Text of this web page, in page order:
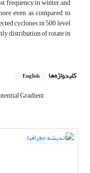
frequency in winter, and
even as compared to
cyclones in 500 level
distribution of rotate in
کلیدواژه‌ها English
Gradient